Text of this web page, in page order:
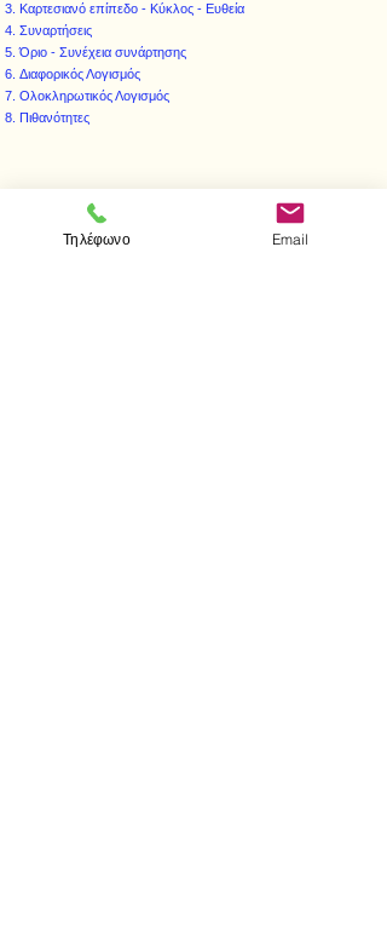
Καρτεσιανό επίπεδο - Κύκλος - Ευθεία
Συναρτήσεις
Όριο - Συνέχεια συνάρτησης
Διαφορικός Λογισμός
Ολοκληρωτικός Λογισμός
Πιθανότητες
< Προηγούμενο Επόμενο >
Τηλέφωνο Email